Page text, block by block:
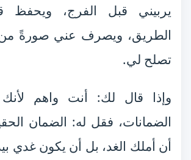
يربيني قبل الفرج، ويحفظ
الطريق، ويصرف عني صورةً من
تصلح لي.
وإذا قال لك: أنت واهم
الضمانات، فقل له: الضمان
أن أملك الغد، بل أن يكون غدي